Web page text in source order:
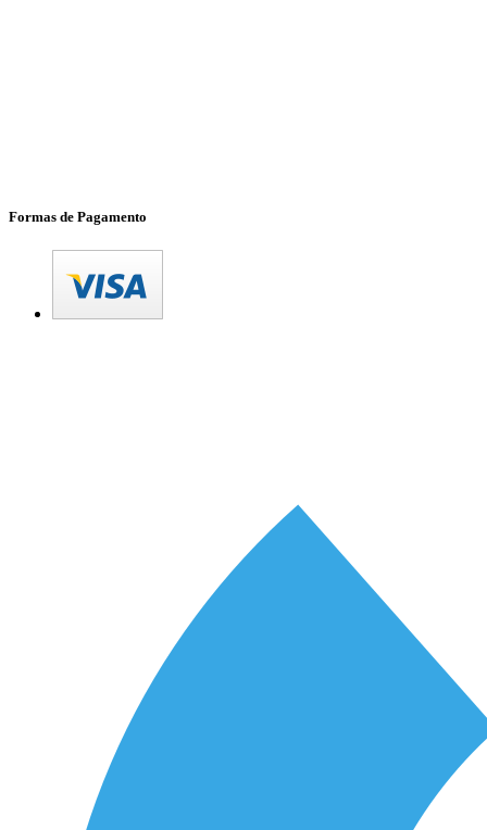
Formas de Pagamento